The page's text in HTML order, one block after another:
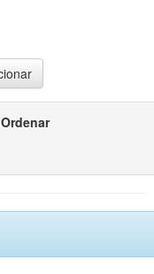
Ordenar